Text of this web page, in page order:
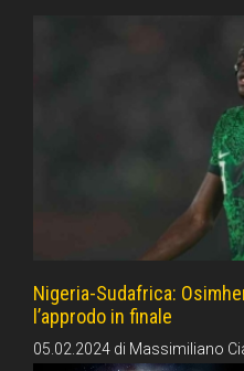
Nigeria-Sudafrica:
l’approdo in finale
05.02.2024 di Massimiliano